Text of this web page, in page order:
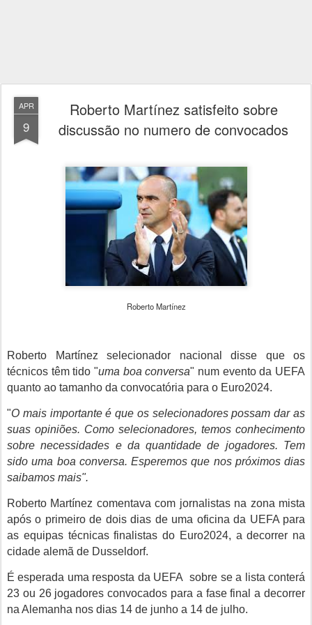
APR
9
Roberto Martínez satisfeito sobre
discussão no numero de convocados
Roberto Martínez
Roberto Martínez selecionador nacional disse que os
técnicos têm tido "uma boa conversa" num evento da UEFA
quanto ao tamanho da convocatória para o Euro2024.
"O mais importante é que os selecionadores possam dar as
suas opiniões. Como selecionadores, temos conhecimento
sobre necessidades e da quantidade de jogadores. Tem
sido uma boa conversa. Esperemos que nos próximos dias
saibamos mais".
Roberto Martínez comentava com jornalistas na zona mista
após o primeiro de dois dias de uma oficina da UEFA para
as equipas técnicas finalistas do Euro2024, a decorrer na
cidade alemã de Dusseldorf.
É esperada uma resposta da UEFA sobre se a lista conterá
23 ou 26 jogadores convocados para a fase final a decorrer
na Alemanha nos dias 14 de junho a 14 de julho.